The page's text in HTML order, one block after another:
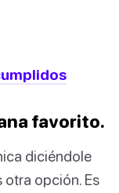
favorito.
diciéndole
otra opción. Es